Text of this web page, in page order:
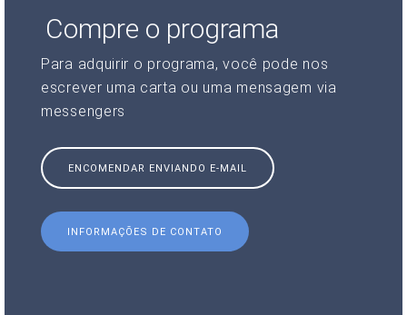
Compre o programa
Para adquirir o programa, você pode nos
escrever uma carta ou uma mensagem via
messengers
ENCOMENDAR ENVIANDO E-MAIL
INFORMAÇÕES DE CONTATO